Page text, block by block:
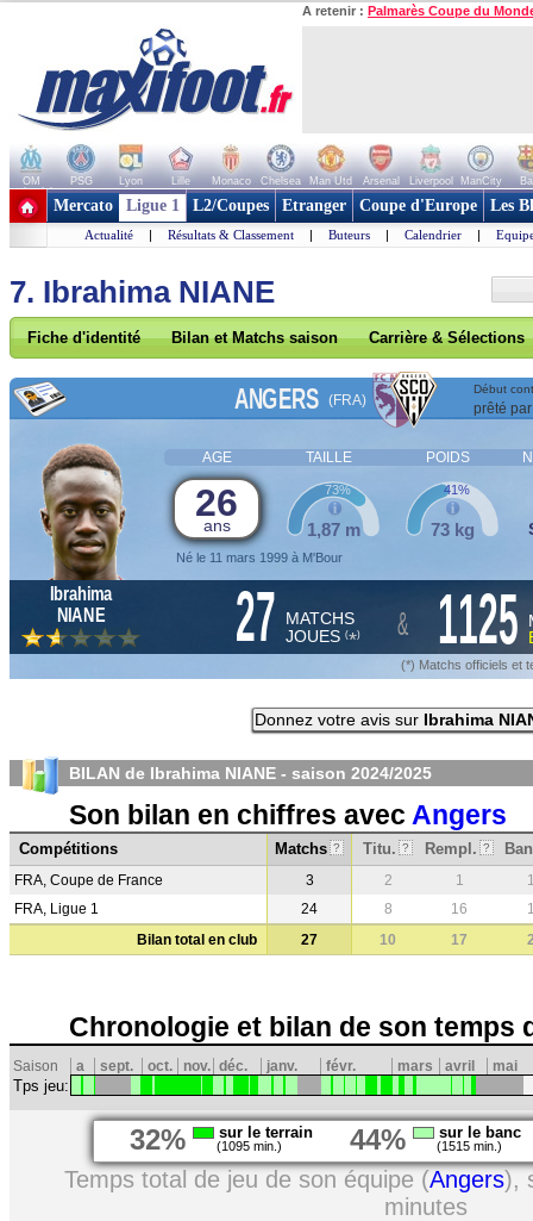
A retenir : Palmarès Coupe du
OM PSG Lyon Lille Monaco Chelsea Man Utd Arsenal Liverpool ManCity
+ de clubs
Mercato Ligue 1 L2/Coupes Etranger Coupe d'Europe Les
Actualité | Résultats & Classement | Buteurs | Calendrier |
7. Ibrahima NIANE
Fiche d'identité Bilan et Matchs saison Carrière & Sélections
ANGERS (FRA)
Début
prêté
AGE TAILLE POIDS
26
ans
Né le 11 mars 1999 à M'Bour
1,87 m
73%
73 kg
41%
Ibrahima
NIANE
27 MATCHS
JOUES (*) & 1125
(*) Matchs officiels et
Donnez votre avis sur Ibrahima
BILAN de Ibrahima NIANE - saison 2024/2025
Son bilan en chiffres avec Angers
Compétitions Matchs ? Titu. ? Rempl. ?
FRA, Coupe de France 3 2 1
FRA, Ligue 1
24 8 16
Bilan total en club
27 10 17
Chronologie et bilan de son temps
Saison a sept. oct. nov. déc. janv. févr. mars avril mai
Tps jeu:
32% sur le terrain
(1095 min.) 44% sur le banc
(1515 min.)
Temps total de jeu de son équipe (Angers),
minutes